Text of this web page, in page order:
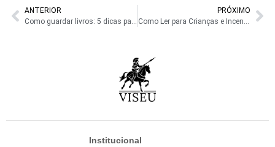
ANTERIOR
PRÓXIMO
Institucional